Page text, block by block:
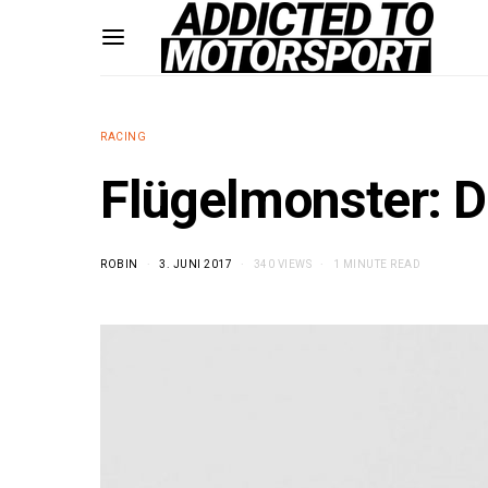
RACING
Flügelmonster:
ROBIN 3. JUNI 2017 340 VIEWS 1 MINUTE READ